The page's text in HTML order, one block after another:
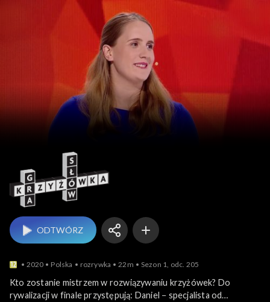
Gra słów. Krzyżówka
ODTWÓRZ
2020 Polska rozrywka 22m Sezon 1, odc. 205
Kto zostanie mistrzem w rozwiązywaniu krzyżówek? Do
rywalizacji w finale przystępują: Daniel − specjalista od